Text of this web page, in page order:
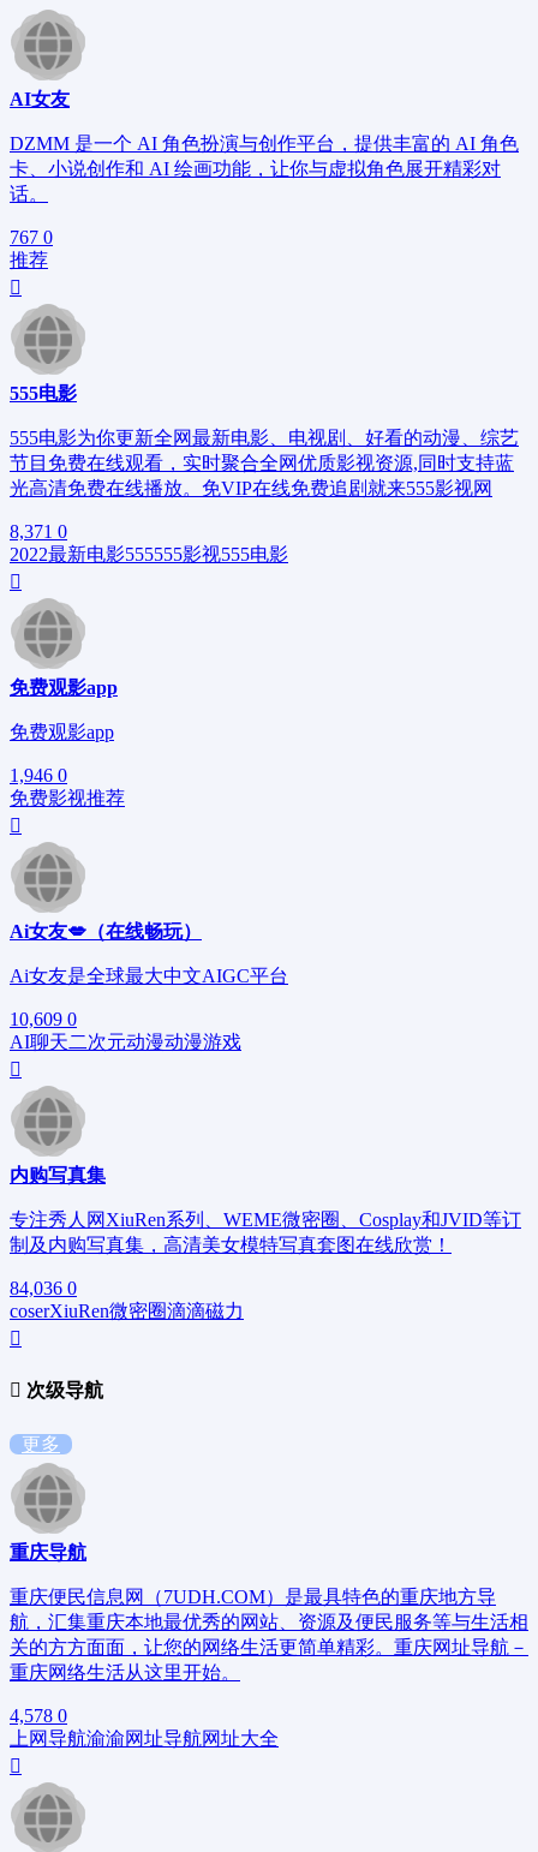
AI女友
DZMM 是一个 AI 角色扮演与创作平台，提供丰富的 AI 角色
卡、小说创作和 AI 绘画功能，让你与虚拟角色展开精彩对
话。
767 0
推荐
555电影
555电影为你更新全网最新电影、电视剧、好看的动漫、综艺
节目免费在线观看，实时聚合全网优质影视资源,同时支持蓝
光高清免费在线播放。免VIP在线免费追剧就来555影视网
8,371 0
2022最新电影555555影视555电影
免费观影app
免费观影app
1,946 0
免费影视推荐
Ai女友💋（在线畅玩）
Ai女友是全球最大中文AIGC平台
10,609 0
AI聊天二次元动漫动漫游戏
内购写真集
专注秀人网XiuRen系列、WEME微密圈、Cosplay和JVID等订
制及内购写真集，高清美女模特写真套图在线欣赏！
84,036 0
coserXiuRen微密圈滴滴磁力
次级导航
更多
重庆导航
重庆便民信息网（7UDH.COM）是最具特色的重庆地方导
航，汇集重庆本地最优秀的网站、资源及便民服务等与生活相
关的方方面面，让您的网络生活更简单精彩。重庆网址导航－
重庆网络生活从这里开始。
4,578 0
上网导航渝渝网址导航网址大全